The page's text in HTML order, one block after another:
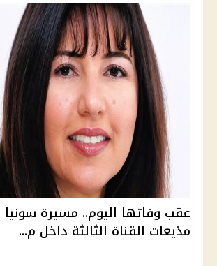
عقب وفاتها اليوم.. مسيرة سونيا
مذيعات القناة الثالثة داخل م...